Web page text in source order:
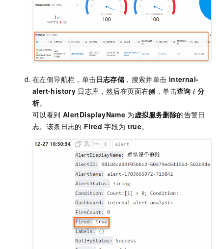
在左侧导航栏，单击日志存储 ，搜索并单击 internal-
alert-history 日志库，然后在页面右侧，单击查询 / 分
析。
可以看到 AlertDisplayName 为虚拟服务删除的告警日
志。该条日志的 Fired 字段为 true。